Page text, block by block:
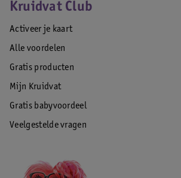
Kruidvat Club
Activeer je kaart
Alle voordelen
Gratis producten
Mijn Kruidvat
Gratis babyvoordeel
Veelgestelde vragen